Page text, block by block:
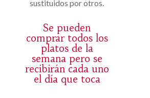
sustituidos por otros.
Se pueden
comprar todos los
platos de la
semana pero se
recibirán cada uno
el día que toca